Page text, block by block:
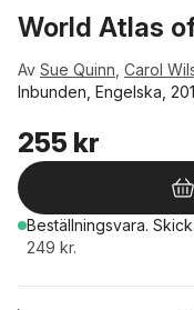
World Atlas
Av Sue Quinn Carol
Inbunden, Engelska,
255 kr
Beställningsvara.
249 kr.